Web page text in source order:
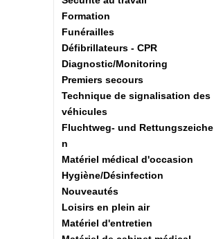
Formation
Funérailles
Défibrillateurs - CPR
Diagnostic/Monitoring
Premiers secours
Technique de signalisation des
véhicules
Fluchtweg- und Rettungszeiche
n
Matériel médical d'occasion
Hygiène/Désinfection
Nouveautés
Loisirs en plein air
Matériel d'entretien